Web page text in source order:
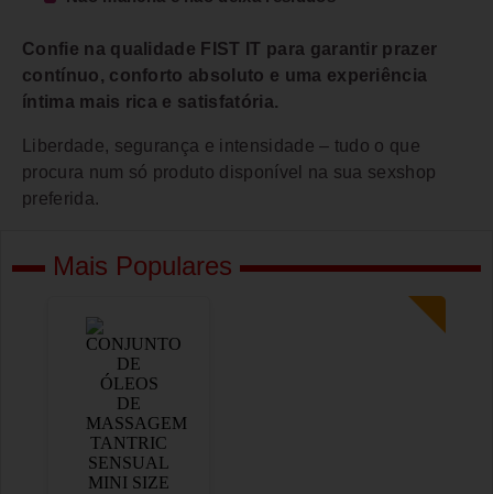
Confie na qualidade FIST IT para garantir prazer
contínuo, conforto absoluto e uma experiência
íntima mais rica e satisfatória.
Liberdade, segurança e intensidade – tudo o que
procura num só produto disponível na sua sexshop
preferida.
Mais Populares